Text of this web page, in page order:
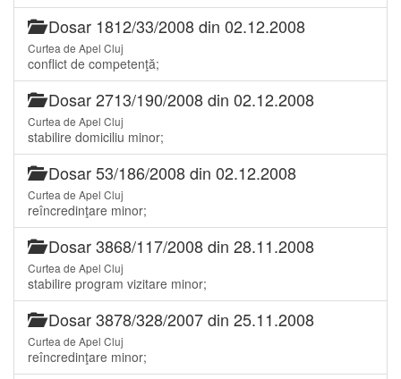
Dosar 1812/33/2008 din 02.12.2008
Curtea de Apel Cluj
conflict de competenţă;
Dosar 2713/190/2008 din 02.12.2008
Curtea de Apel Cluj
stabilire domiciliu minor;
Dosar 53/186/2008 din 02.12.2008
Curtea de Apel Cluj
reîncredinţare minor;
Dosar 3868/117/2008 din 28.11.2008
Curtea de Apel Cluj
stabilire program vizitare minor;
Dosar 3878/328/2007 din 25.11.2008
Curtea de Apel Cluj
reîncredinţare minor;